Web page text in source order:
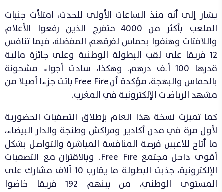
يشار إلى أنه منذ الساعات الأولى للحدث، امتلأت جنبات
الملعب بأكثر من 4000 متفرج الذين رفعوا الأعلام
واللافتات وهتفوا بحماس لفرقهم المفضلة، فيما تنافس
12 فريقا على لقب البطولة الوطنية وعلى جائزة مالية
قدرها 100 ألف درهم. وهكذا، سادت أجواء مشحونة
بالحماس والبهجة، مؤكدة أن Free Fire باتت جزءا أصيلا من
مشهد الرياضات الإلكترونية في المغرب.
كما تميزت نسخة هذا العام بإطلاق التصفيات الحضورية
لأول مرة في مدن أكادير ومراكش وطنجة والدار البيضاء،
ما أتاح للاعبين فرصة المنافسة المباشرة والتواصل بشكل
أقوى داخل مجتمع Free Fire. وبالاقتران مع التصفيات
الإلكترونية، جذبت البطولة ما يقارب 10 آلاف مشارك على
المستوى الوطني، من بينهم 192 فريقا خاضوا